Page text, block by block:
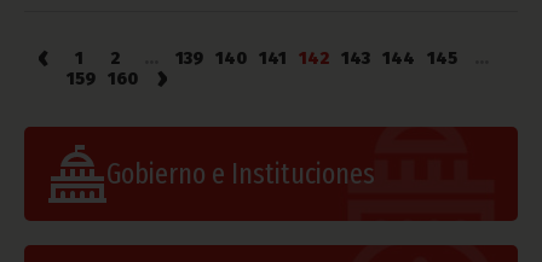
‹ 1 2 139 140 141 142 143 144 145
159 160 ›
Gobierno e Instituciones